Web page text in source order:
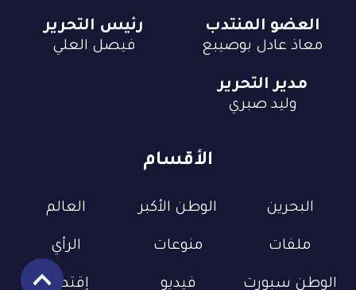
الأقسام
البحرين الوطن الأكبر العالم
ملفات منوعات الرأي
الوطن سبورت فيديو إقتصاد
العضو المنتدب
معاذ عادل بوصيبع
رئيس التحرير
فيصل العلي
مدير التحرير
وليد صبري